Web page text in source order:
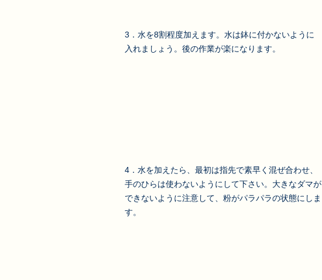
3．水を8割程度加えます。水は鉢に付かないように
入れましょう。後の作業が楽になります。
4．水を加えたら、最初は指先で素早く混ぜ合わせ、
手のひらは使わないようにして下さい。大きなダマが
できないように注意して、粉がパラパラの状態にしま
す。